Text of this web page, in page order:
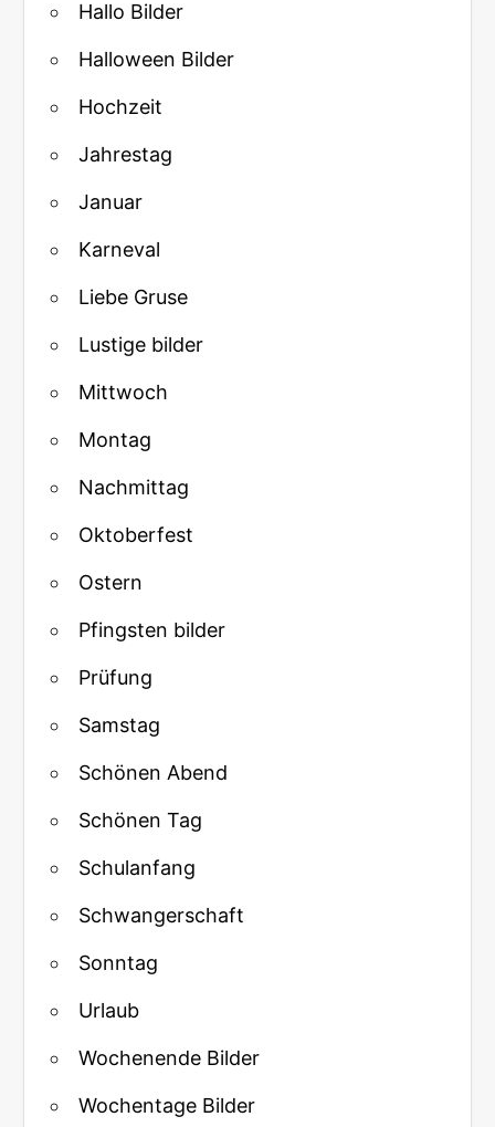
Hallo Bilder
Halloween Bilder
Hochzeit
Jahrestag
Januar
Karneval
Liebe Gruse
Lustige bilder
Mittwoch
Montag
Nachmittag
Oktoberfest
Ostern
Pfingsten bilder
Prüfung
Samstag
Schönen Abend
Schönen Tag
Schulanfang
Schwangerschaft
Sonntag
Urlaub
Wochenende Bilder
Wochentage Bilder